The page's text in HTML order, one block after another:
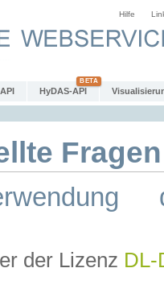
Hilfe
HyDAS-API
der Lizenz